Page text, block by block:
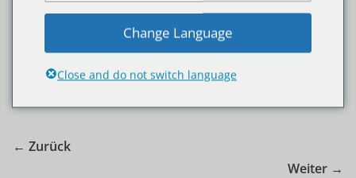
60967-0-1.OTS_
← Zurück
Weiter →
Change Language
Close and do not switch language